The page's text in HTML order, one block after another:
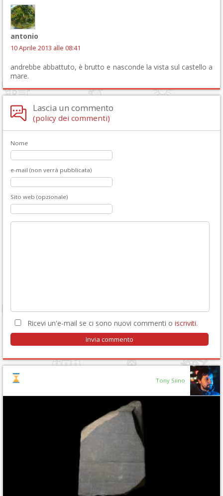
antonio
10 Aprile 2013 alle 08:41
andrebbe abbattuto, è brutto e nasconde la vista sul castello a
mare.
Lascia un commento
(policy dei commenti)
Nome
e-mail (non verrà pubblicata)
Sito web (opzionale)
Ricevi un'e-mail se ci sono nuovi commenti o iscriviti.
Tony Siino